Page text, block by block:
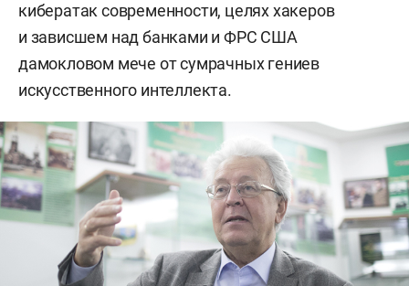
кибератак современности, целях хакеров
и зависшем над банками и ФРС США
дамокловом мече от сумрачных гениев
искусственного интеллекта.